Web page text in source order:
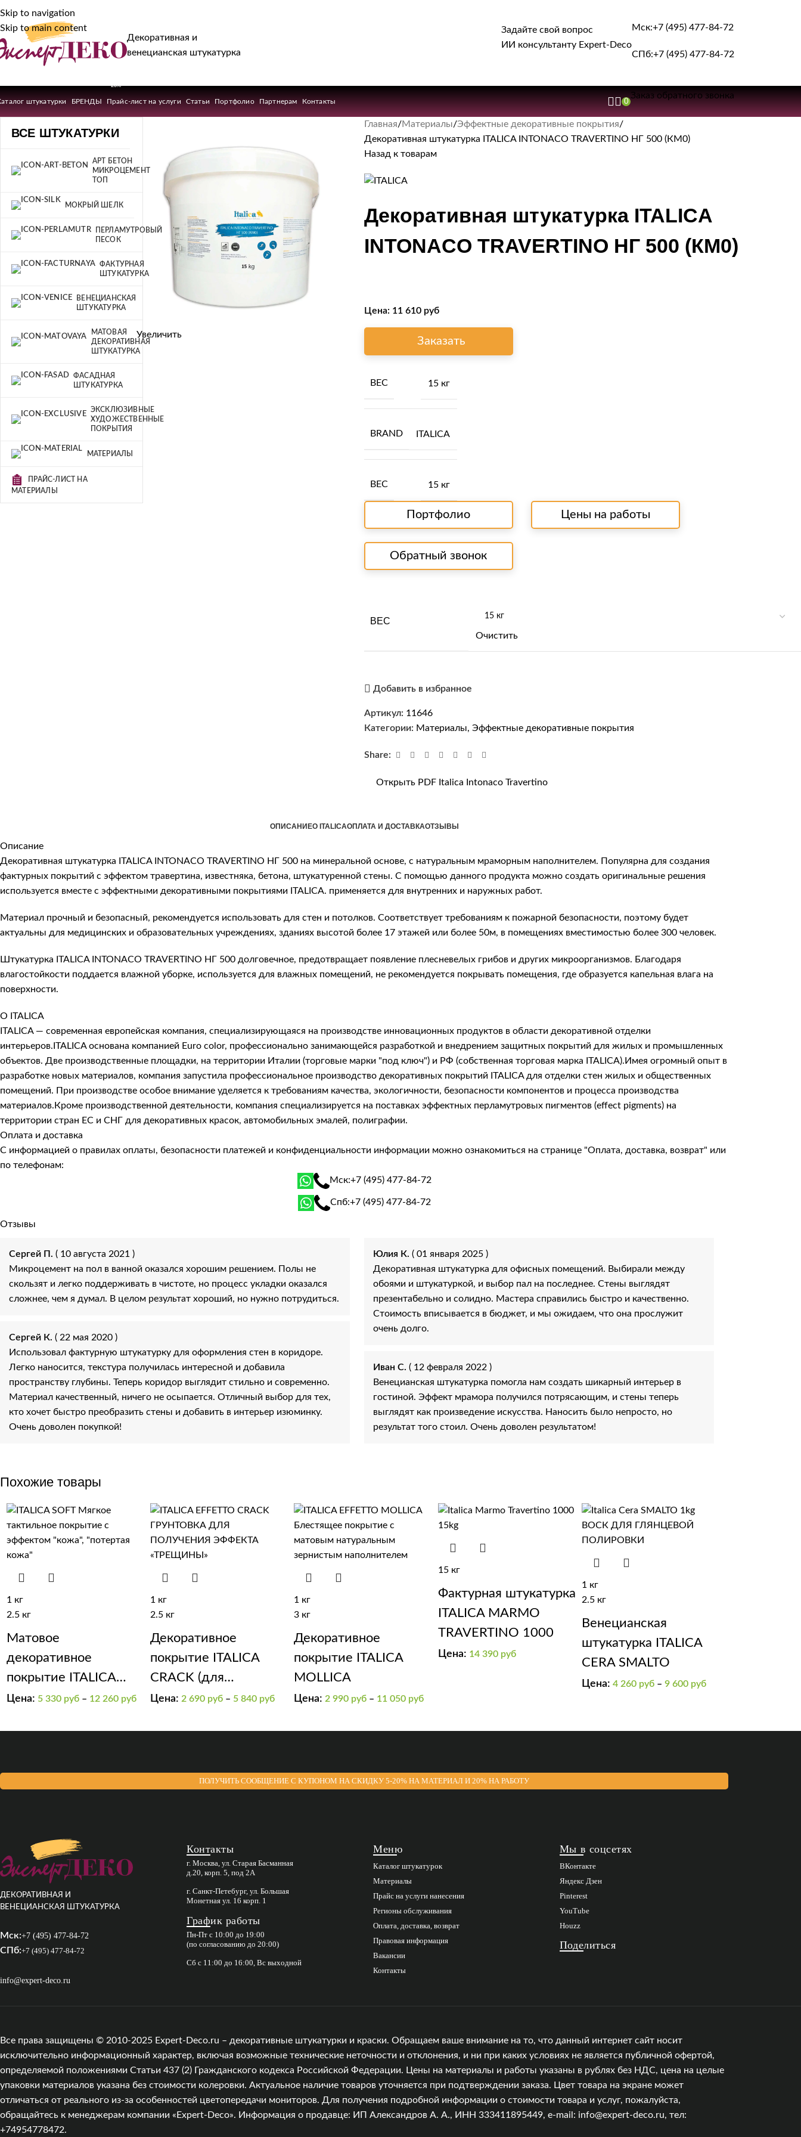
Skip to navigation
Skip to main content
Декоративная и
венецианская штукатурка
Задайте свой вопрос
ИИ консультанту Expert-Deco
Мск:+7 (495) 477-84-72
СПб:+7 (495) 477-84-72
штукатурки БРЕНДЫ Прайс-лист на услуги
-20%
Статьи Портфолио Партнерам Контакты 0
Заказ обратного звонка
ВСЕ ШТУКАТУРКИ
АРТ БЕТОН
МИКРОЦЕМЕНТ
ТОП
МОКРЫЙ ШЕЛК
ПЕРЛАМУТРОВЫЙ
ПЕСОК
ФАКТУРНАЯ
ШТУКАТУРКА
ВЕНЕЦИАНСКАЯ
ШТУКАТУРКА
МАТОВАЯ
ДЕКОРАТИВНАЯ
ШТУКАТУРКА
ФАСАДНАЯ
ШТУКАТУРКА
ЭКСКЛЮЗИВНЫЕ
ХУДОЖЕСТВЕННЫЕ
ПОКРЫТИЯ
МАТЕРИАЛЫ
ПРАЙС-ЛИСТ НА
МАТЕРИАЛЫ
Увеличить
Главная Материалы Эффектные декоративные покрытия
Декоративная штукатурка ITALICA INTONACO TRAVERTINO НГ 500 (КМ0)
Назад к товарам
Декоративная штукатурка ITALICA
INTONACO TRAVERTINO НГ 500 (КМ0)
Цена: 11 610 руб
Заказать
ВЕС 15 кг
BRAND ITALICA
ВЕС 15 кг
Портфолио Цены на работы
Обратный звонок
ВЕС
Очистить
Добавить в избранное
Артикул: 11646
Категории: Материалы, Эффектные декоративные покрытия
Share:
Открыть PDF Italica Intonaco Travertino
ОПИСАНИЕО ITALICAОПЛАТА И ДОСТАВКАОТЗЫВЫ
Описание
Декоративная штукатурка ITALICA INTONACO TRAVERTINO НГ 500 на минеральной основе, с натуральным мраморным наполнителем. Популярна для создания
фактурных покрытий с эффектом травертина, известняка, бетона, штукатуренной стены. С помощью данного продукта можно создать оригинальные решения
используется вместе с эффектными декоративными покрытиями ITALICA. применяется для внутренних и наружных работ.
Материал прочный и безопасный, рекомендуется использовать для стен и потолков. Соответствует требованиям к пожарной безопасности, поэтому будет
актуальны для медицинских и образовательных учреждениях, зданиях высотой более 17 этажей или более 50м, в помещениях вместимостью более 300 человек.
Штукатурка ITALICA INTONACO TRAVERTINO НГ 500 долговечное, предотвращает появление плесневелых грибов и других микроорганизмов. Благодаря
влагостойкости поддается влажной уборке, используется для влажных помещений, не рекомендуется покрывать помещения, где образуется капельная влага на
поверхности.
О ITALICA
ITALICA — современная европейская компания, специализирующаяся на производстве инновационных продуктов в области декоративной отделки
интерьеров.ITALICA основана компанией Euro color, профессионально занимающейся разработкой и внедрением защитных покрытий для жилых и промышленных
объектов. Две производственные площадки, на территории Италии (торговые марки "под ключ") и РФ (собственная торговая марка ITALICA).Имея огромный опыт в
разработке новых материалов, компания запустила профессиональное производство декоративных покрытий ITALICA для отделки стен жилых и общественных
помещений. При производстве особое внимание уделяется к требованиям качества, экологичности, безопасности компонентов и процесса производства
материалов.Кроме производственной деятельности, компания специализируется на поставках эффектных перламутровых пигментов (effect pigments) на
территории стран ЕС и СНГ для декоративных красок, автомобильных эмалей, полиграфии.
Оплата и доставка
С информацией о правилах оплаты, безопасности платежей и конфиденциальности информации можно ознакомиться на странице "Оплата, доставка, возврат" или
по телефонам:
Мск:+7 (495) 477-84-72
Спб:+7 (495) 477-84-72
Отзывы
Сергей П. ( 10 августа 2021 )
Микроцемент на пол в ванной оказался хорошим решением. Полы не
скользят и легко поддерживать в чистоте, но процесс укладки оказался
сложнее, чем я думал. В целом результат хороший, но нужно потрудиться.
Сергей К. ( 22 мая 2020 )
Использовал фактурную штукатурку для оформления стен в коридоре.
Легко наносится, текстура получилась интересной и добавила
пространству глубины. Теперь коридор выглядит стильно и современно.
Материал качественный, ничего не осыпается. Отличный выбор для тех,
кто хочет быстро преобразить стены и добавить в интерьер изюминку.
Очень доволен покупкой!
Юлия К. ( 01 января 2025 )
Декоративная штукатурка для офисных помещений. Выбирали между
обоями и штукатуркой, и выбор пал на последнее. Стены выглядят
презентабельно и солидно. Мастера справились быстро и качественно.
Стоимость вписывается в бюджет, и мы ожидаем, что она прослужит
очень долго.
Иван С. ( 12 февраля 2022 )
Венецианская штукатурка помогла нам создать шикарный интерьер в
гостиной. Эффект мрамора получился потрясающим, и стены теперь
выглядят как произведение искусства. Наносить было непросто, но
результат того стоил. Очень доволен результатом!
Похожие товары
1 кг
2.5 кг
Матовое
декоративное
покрытие ITALICA
SOFT
Цена: 5 330 руб – 12 260 руб
1 кг
2.5 кг
Декоративное
покрытие ITALICA
CRACK (для
получения эффекта
Цена:2 690 руб – 5 840 руб
1 кг
3 кг
Декоративное
покрытие ITALICA
MOLLICA
Цена:2 990 руб – 11 050 руб
15 кг
Фактурная штукатурка
ITALICA MARMO
TRAVERTINO 1000
Цена: 14 390 руб
1 кг
2.5 кг
Венецианская
штукатурка ITALICA
CERA SMALTO
Цена: 4 260 руб – 9 600 руб
ПОЛУЧИТЬ СООБЩЕНИЕ С КУПОНОМ НА СКИДКУ 5-20% НА МАТЕРИАЛ И 20% НА РАБОТУ
ДЕКОРАТИВНАЯ И
ВЕНЕЦИАНСКАЯ ШТУКАТУРКА
Мск:+7 (495) 477-84-72
СПб:+7 (495) 477-84-72
info@expert-deco.ru
Контакты
г. Москва, ул. Старая Басманная
д.20, корп. 5, под 2А
г. Санкт-Петебург, ул. Большая
Монетная ул. 16 корп. 1
График работы
Пн-Пт с 10:00 до 19:00
(по согласованию до 20:00)
Сб с 11:00 до 16:00, Вс выходной
Меню
Каталог штукатурок
Материалы
Прайс на услуги нанесения
Регионы обслуживания
Оплата, доставка, возврат
Правовая информация
Вакансии
Контакты
Мы в соцсетях
ВКонтакте
Яндекс Дзен
Pinterest
YouTube
Houzz
Поделиться
Все права защищены © 2010-2025 Expert-Deco.ru – декоративные штукатурки и краски. Обращаем ваше внимание на то, что данный интернет сайт носит
исключительно информационный характер, включая возможные технические неточности и отклонения, и ни при каких условиях не является публичной офертой,
определяемой положениями Статьи 437 (2) Гражданского кодекса Российской Федерации. Цены на материалы и работы указаны в рублях без НДС, цена на целые
упаковки материалов указана без стоимости колеровки. Актуальное наличие товаров уточняется при подтверждении заказа. Цвет товара на экране может
отличаться от реального из‑за особенностей цветопередачи мониторов. Для получения подробной информации о стоимости товара и услуг, пожалуйста,
обращайтесь к менеджерам компании «Expert-Deco». Информация о продавце: ИП Александров А. А., ИНН 333411895449, e-mail: info@expert-deco.ru, тел:
+74954778472.